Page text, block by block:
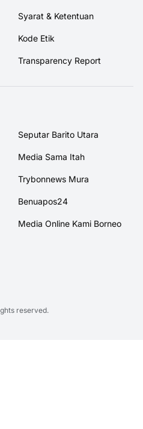
Syarat & Ketentuan
Kode Etik
Transparency Report
Seputar Barito Utara
Media Sama Itah
Trybonnews Mura
Benuapos24
Media Online Kami Borneo
reserved.